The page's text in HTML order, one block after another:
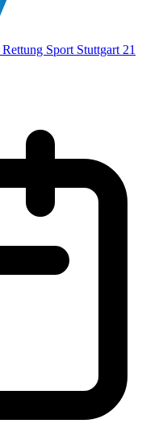
Rettung Sport Stuttgart 21